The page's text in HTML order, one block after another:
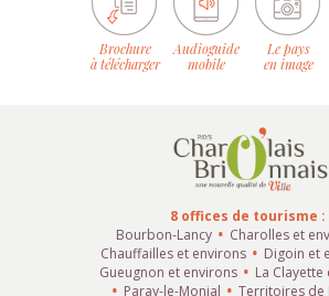
Brochure
à télécharger
Audioguide
mobile
Le pays
en image
8 offices de tourisme :
Bourbon-Lancy
Charolles et
Chauffailles et environs
Digoin et
Gueugnon et environs
La
Paray-le-Monial
Territoires de